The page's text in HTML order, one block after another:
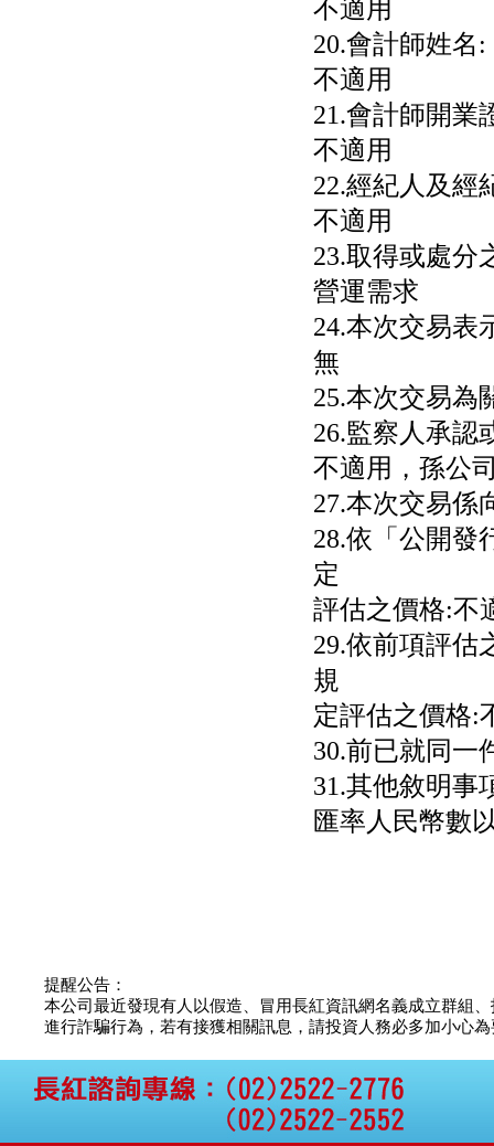
不適用
20.會計師姓名:
不適用
21.會計師開業
不適用
22.經紀人及經
不適用
23.取得或處分
營運需求
24.本次交易表
無
25.本次交易為
26.監察人承認
不適用，孫公
27.本次交易係
28.依「公開發
定
評估之價格:不
29.依前項評估
規
定評估之價格:
30.前已就同一
31.其他敘明事
匯率人民幣數
提醒公告：
本公司最近發現有人以假造、冒用長紅資訊網名義成立群組
進行詐騙行為，若有接獲相關訊息，請投資人務必多加小心